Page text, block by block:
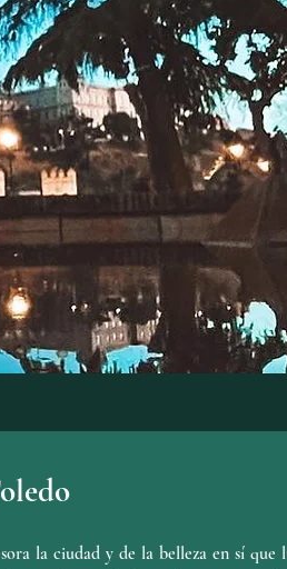
la ciudad y de la belleza en sí que